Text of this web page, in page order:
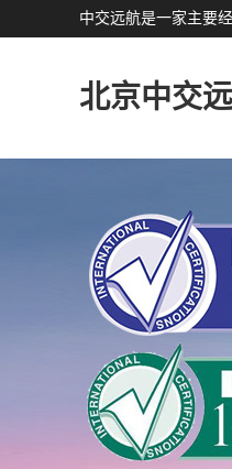
中交远航是一家主要
北京中交
分公司